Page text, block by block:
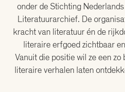
onder de Stichting
Literatuurarchief. De
kracht van literatuur én de
literaire erfgoed zichtbaar
Vanuit die positie wil ze een
literaire verhalen laten